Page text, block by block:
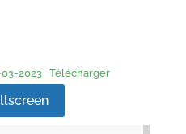
2023 Télécharger